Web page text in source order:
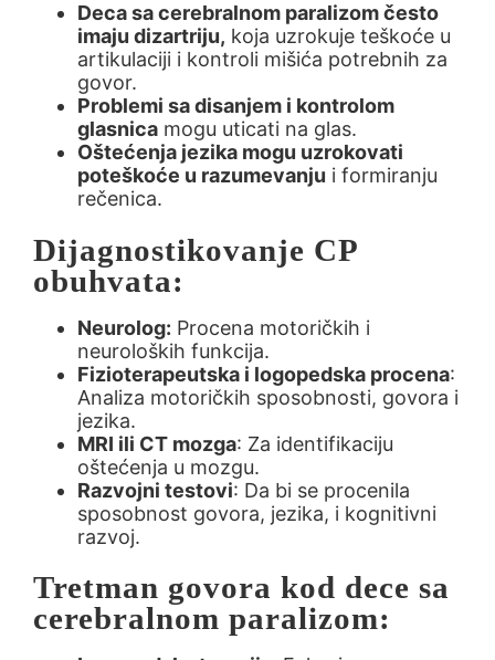
Deca sa cerebralnom paralizom često
imaju dizartriju, koja uzrokuje teškoće u
artikulaciji i kontroli mišića potrebnih za
govor.
Problemi sa disanjem i kontrolom
glasnicamogu uticati na glas.
Oštećenja jezika mogu uzrokovati
poteškoće u razumevanju i formiranju
rečenica.
Dijagnostikovanje CP
obuhvata:
Neurolog: Procena motoričkih i
neuroloških funkcija.
Fizioterapeutska i logopedska procena:
Analiza motoričkih sposobnosti, govora i
jezika.
MRI ili CT mozga: Za identifikaciju
oštećenja u mozgu.
Razvojni testovi: Da bi se procenila
sposobnost govora, jezika, i kognitivni
razvoj.
Tretman govora kod dece sa
cerebralnom paralizom: